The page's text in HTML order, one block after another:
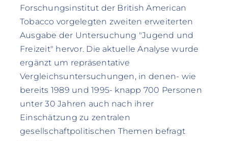
Forschungsinstitut der British American
Tobacco vorgelegten zweiten erweiterten
Ausgabe der Untersuchung "Jugend und
Freizeit" hervor. Die aktuelle Analyse wurde
ergänzt um repräsentative
Vergleichsuntersuchungen, in denen- wie
bereits 1989 und 1995- knapp 700 Personen
unter 30 Jahren auch nach ihrer
Einschätzung zu zentralen
gesellschaftpolitischen Themen befragt